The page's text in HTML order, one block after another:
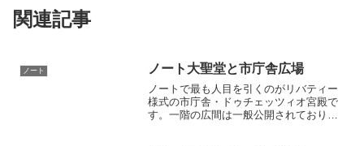
関連記事
ノート ノート大聖堂と市庁舎広場
ノートで最も人目を引くのがリバティー
様式の市庁舎・ドゥチェッツィオ宮殿で
す。一階の広間は一般公開されており、